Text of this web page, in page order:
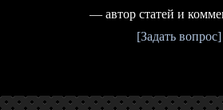
— автор статей и
[Задать вопрос]